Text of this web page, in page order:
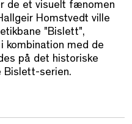
de et visuelt fænomen
Homstvedt ville
"Bislett",
kombination med de
på det historiske
Bislett-serien.